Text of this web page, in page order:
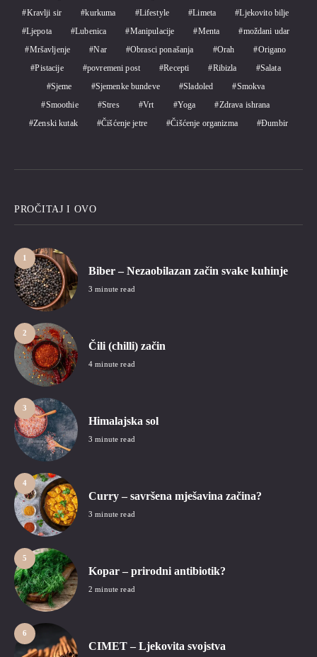
Kravlji sir
kurkuma Lifestyle Limeta
Ljekovito bilje
Ljepota
Lubenica Manipulacije Menta
moždani udar
Mršavljenje
Nar Obrasci ponašanja Orah
Origano
Pistacije
povremeni post Recepti Ribizla
Salata
Sjeme
Sjemenke bundeve Sladoled
Smokva
Smoothie
Stres Vrt Yoga
Zdrava ishrana
Zenski kutak
Čišćenje jetre Čišćenje organizma Đumbir
PROČITAJ I OVO
1
Biber – Nezaobilazan začin svake kuhinje
3 minute read
2
Čili (chilli) začin
4 minute read
3
Himalajska sol
3 minute read
4
Curry – savršena mješavina začina?
3 minute read
5
Kopar – prirodni antibiotik?
2 minute read
6
CIMET – Ljekovita svojstva